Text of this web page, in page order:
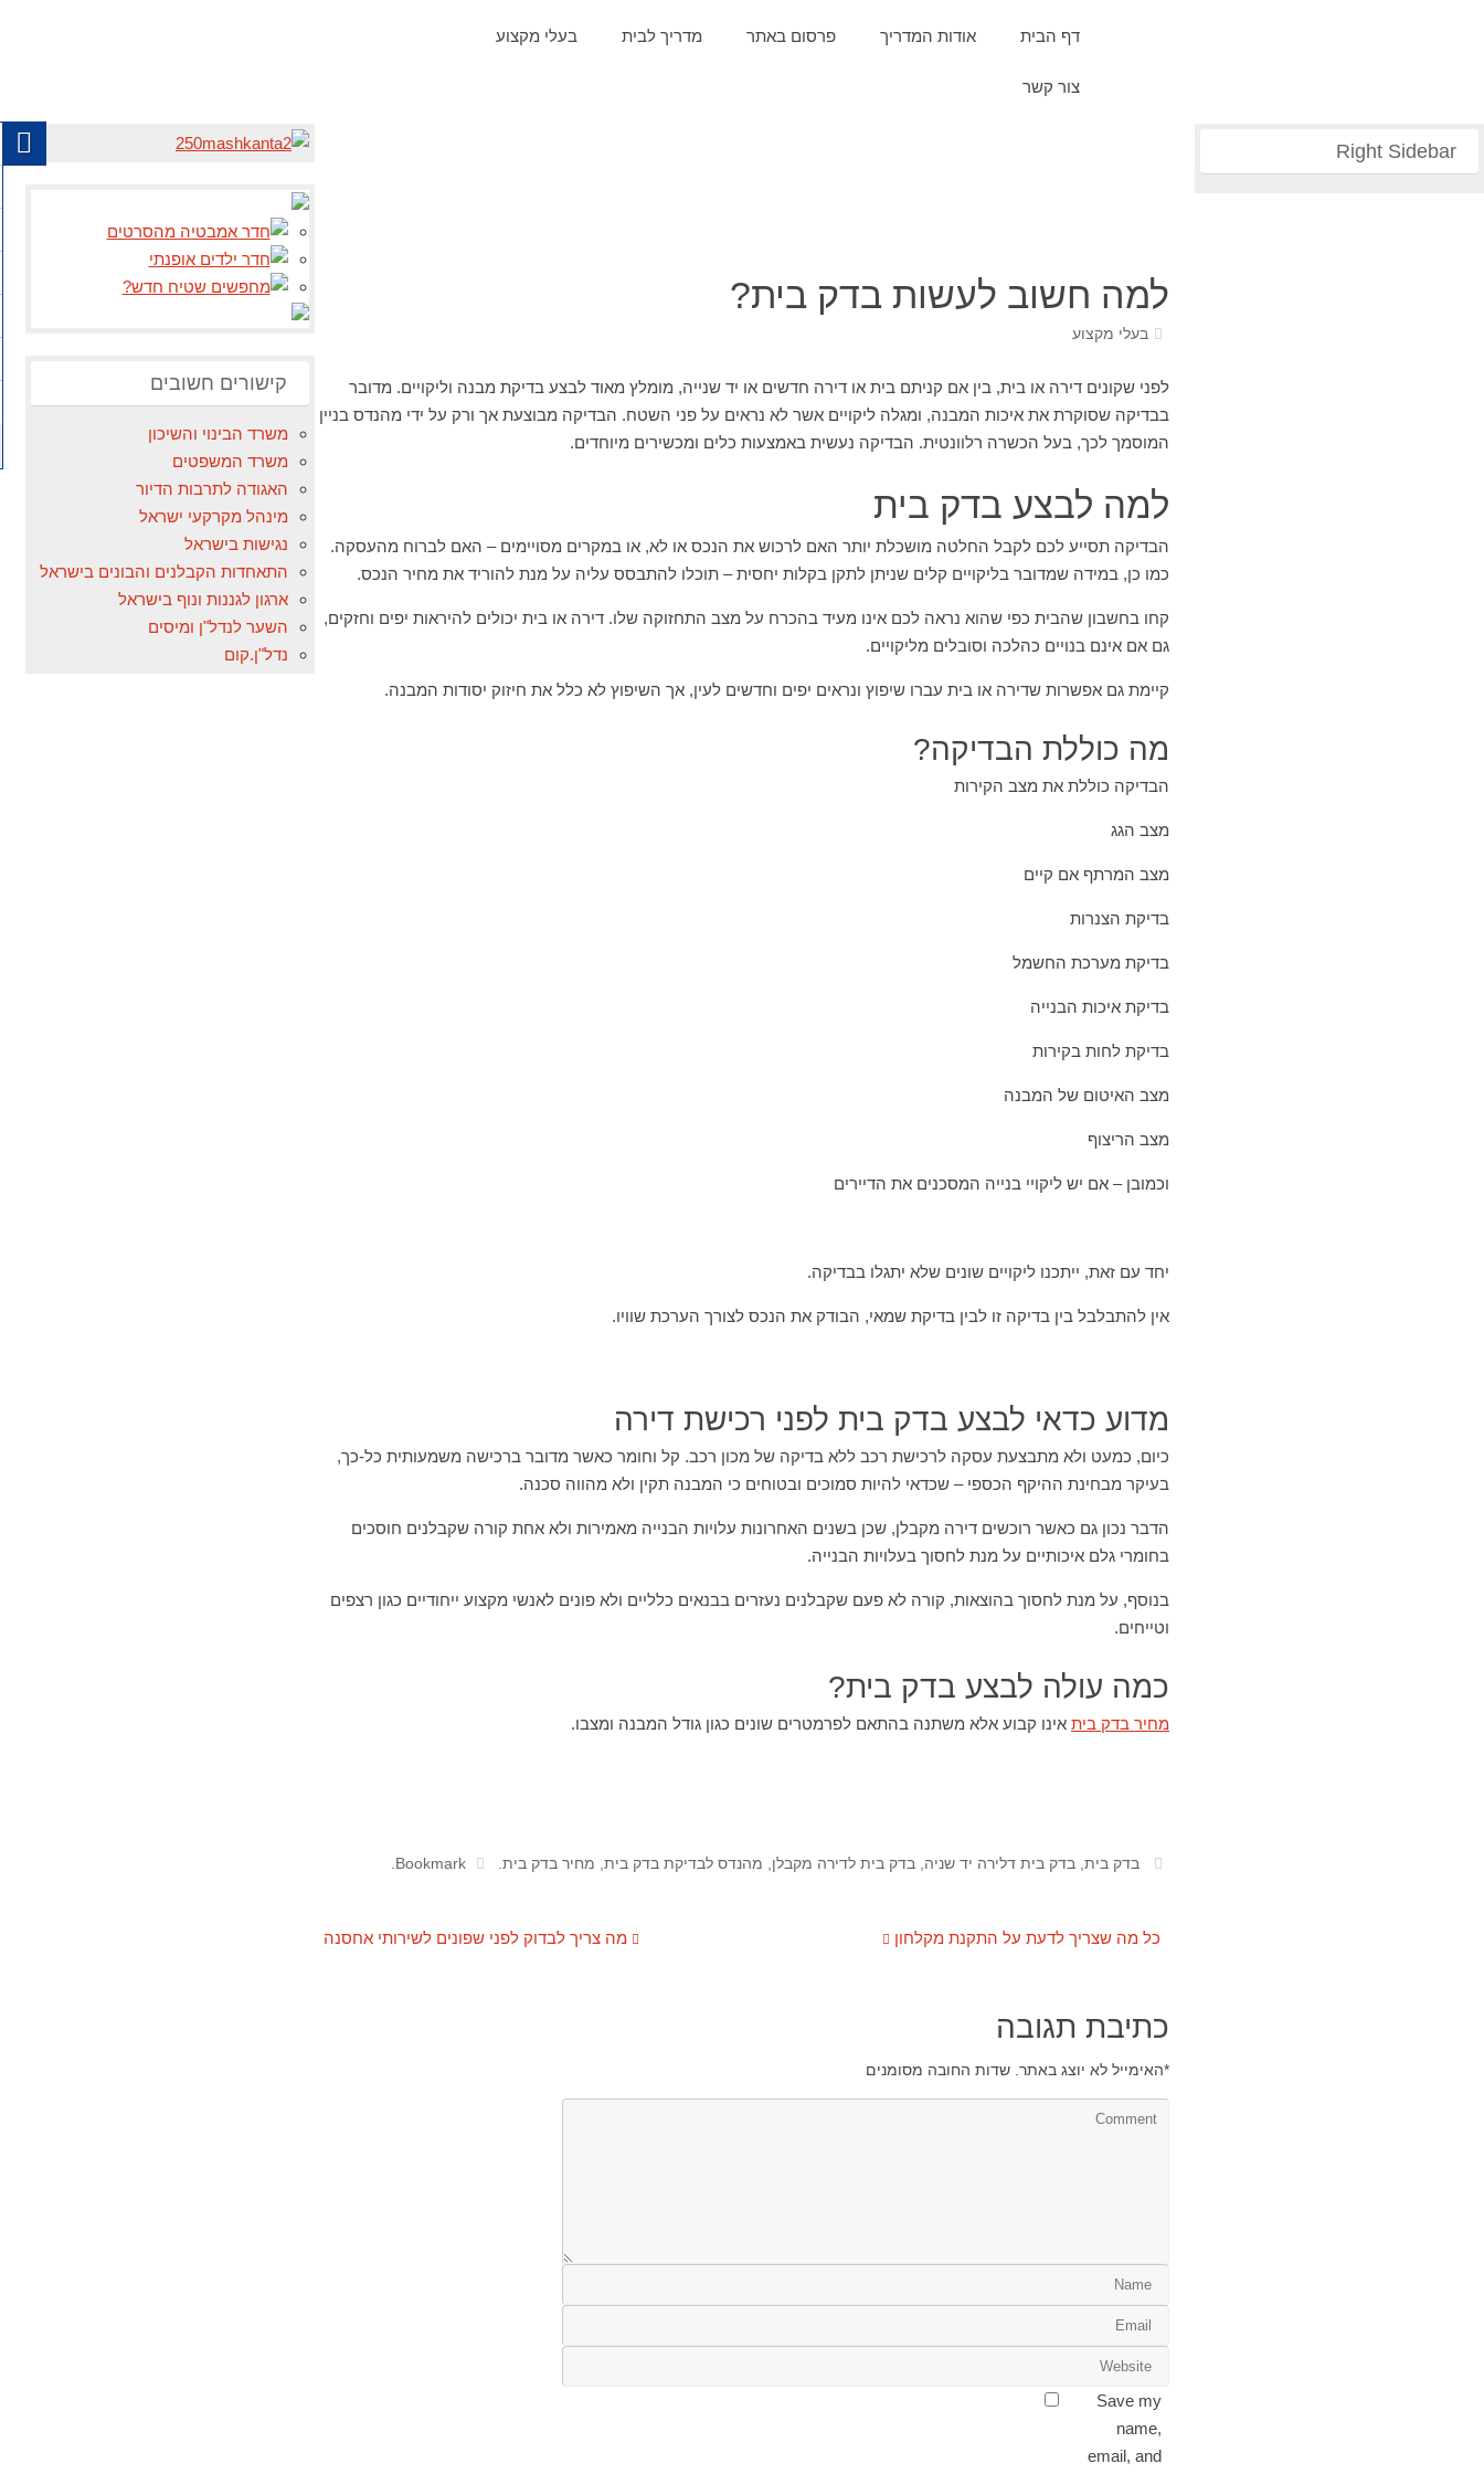
דף הבית אודות המדריך פרסום באתר מדריך לבית בעלי מקצוע
צור קשר
למה חשוב לעשות בדק בית?
בעלי מקצוע
לפני שקונים דירה או בית, בין אם קניתם בית או דירה חדשים או יד שנייה, מומלץ מאוד לבצע בדיקת מבנה וליקויים. מדובר
בבדיקה שסוקרת את איכות המבנה, ומגלה ליקויים אשר לא נראים על פני השטח. הבדיקה מבוצעת אך ורק על ידי מהנדס בניין
המוסמך לכך, בעל הכשרה רלוונטית. הבדיקה נעשית באמצעות כלים ומכשירים מיוחדים.
למה לבצע בדק בית
הבדיקה תסייע לכם לקבל החלטה מושכלת יותר האם לרכוש את הנכס או לא, או במקרים מסויימים – האם לברוח מהעסקה.
כמו כן, במידה שמדובר בליקויים קלים שניתן לתקן בקלות יחסית – תוכלו להתבסס עליה על מנת להוריד את מחיר הנכס.
קחו בחשבון שהבית כפי שהוא נראה לכם אינו מעיד בהכרח על מצב התחזוקה שלו. דירה או בית יכולים להיראות יפים וחזקים,
גם אם אינם בנויים כהלכה וסובלים מליקויים.
קיימת גם אפשרות שדירה או בית עברו שיפוץ ונראים יפים וחדשים לעין, אך השיפוץ לא כלל את חיזוק יסודות המבנה.
מה כוללת הבדיקה?
הבדיקה כוללת את מצב הקירות
מצב הגג
מצב המרתף אם קיים
בדיקת הצנרות
בדיקת מערכת החשמל
בדיקת איכות הבנייה
בדיקת לחות בקירות
מצב האיטום של המבנה
מצב הריצוף
וכמובן – אם יש ליקויי בנייה המסכנים את הדיירים
יחד עם זאת, ייתכנו ליקויים שונים שלא יתגלו בבדיקה.
אין להתבלבל בין בדיקה זו לבין בדיקת שמאי, הבודק את הנכס לצורך הערכת שוויו.
מדוע כדאי לבצע בדק בית לפני רכישת דירה
כיום, כמעט ולא מתבצעת עסקה לרכישת רכב ללא בדיקה של מכון רכב. קל וחומר כאשר מדובר ברכישה משמעותית כל-כך,
בעיקר מבחינת ההיקף הכספי – שכדאי להיות סמוכים ובטוחים כי המבנה תקין ולא מהווה סכנה.
הדבר נכון גם כאשר רוכשים דירה מקבלן, שכן בשנים האחרונות עלויות הבנייה מאמירות ולא אחת קורה שקבלנים חוסכים
בחומרי גלם איכותיים על מנת לחסוך בעלויות הבנייה.
בנוסף, על מנת לחסוך בהוצאות, קורה לא פעם שקבלנים נעזרים בבנאים כלליים ולא פונים לאנשי מקצוע ייחודיים כגון רצפים
וטייחים.
כמה עולה לבצע בדק בית?
מחיר בדק בית אינו קבוע אלא משתנה בהתאם לפרמטרים שונים כגון גודל המבנה ומצבו.
בדק בית,בדק בית דלירה יד שניה,בדק בית לדירה מקבלן, מהנדס לבדיקת בדק בית, מחיר בדק בית.
Bookmark
.
מה צריך לבדוק לפני שפונים לשירותי אחסנה כל מה שצריך לדעת על התקנת מקלחון
כתיבת תגובה
האימייל לא יוצג באתר. שדות החובה מסומנים *
Save my
name,
email, and
קישורים חשובים
משרד הבינוי והשיכון
משרד המשפטים
האגודה לתרבות הדיור
מינהל מקרקעי ישראל
נגישות בישראל
התאחדות הקבלנים והבונים בישראל
ארגון לגננות ונוף בישראל
השער לנדל"ן ומיסים
נדל"ן.קום
Right Sidebar